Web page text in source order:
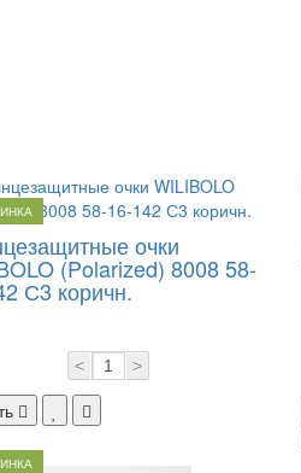
очки
(Polarized) 8008 58-
С3 коричн.
< >